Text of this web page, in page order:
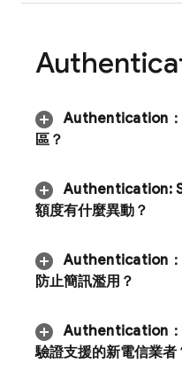
Authentication ：
區？
Authentication:
額度有什麼異動？
Authentication ：
防止簡訊濫用？
Authentication ：
驗證支援的新電信業者